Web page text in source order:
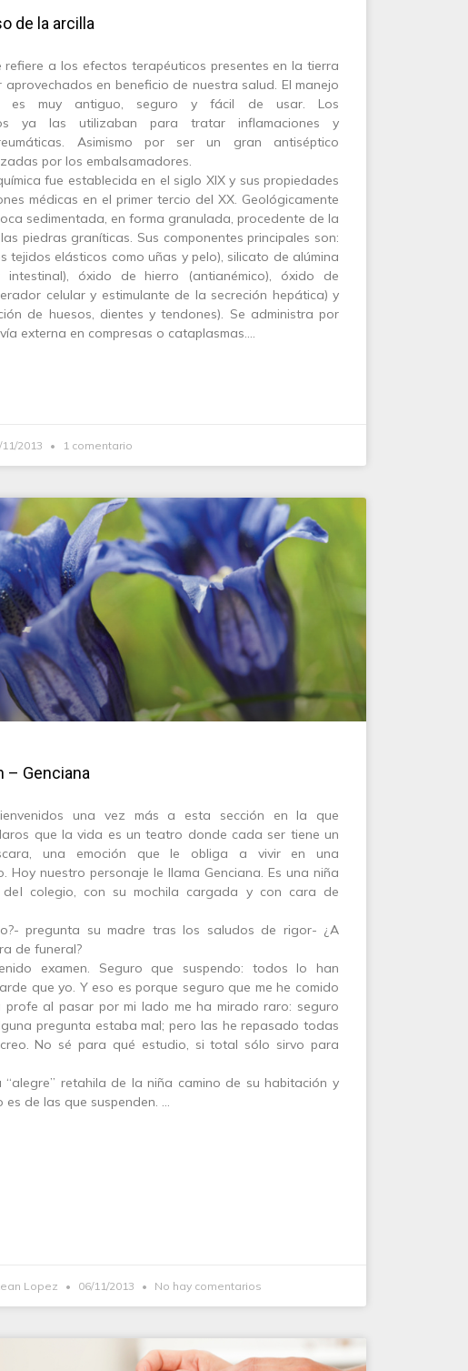
de la arcilla
refiere a los efectos terapéuticos presentes en la tierra
aprovechados en beneficio de nuestra salud. El manejo
es muy antiguo, seguro y fácil de usar. Los
ya las utilizaban para tratar inflamaciones y
Asimismo por ser un gran antiséptico
por los embalsamadores.
fue establecida en el siglo XIX y sus propiedades
médicas en el primer tercio del XX. Geológicamente
sedimentada, en forma granulada, procedente de la
piedras graníticas. Sus componentes principales son:
tejidos elásticos como uñas y pelo), silicato de alúmina
intestinal), óxido de hierro (antianémico), óxido de
celular y estimulante de la secreción hepática) y
de huesos, dientes y tendones). Se administra por
externa en compresas o cataplasmas.…
11/2013 1 comentario
– Genciana
una vez más a esta sección en la que
que la vida es un teatro donde cada ser tiene un
una emoción que le obliga a vivir en una
Hoy nuestro personaje le llama Genciana. Es una niña
colegio, con su mochila cargada y con cara de
pregunta su madre tras los saludos de rigor- ¿A
de funeral?
examen. Seguro que suspendo: todos lo han
que yo. Y eso es porque seguro que me he comido
profe al pasar por mi lado me ha mirado raro: seguro
pregunta estaba mal; pero las he repasado todas
No sé para qué estudio, si total sólo sirvo para
retahila de la niña camino de su habitación y
de las que suspenden. …
Lopez 06/11/2013 No hay comentarios